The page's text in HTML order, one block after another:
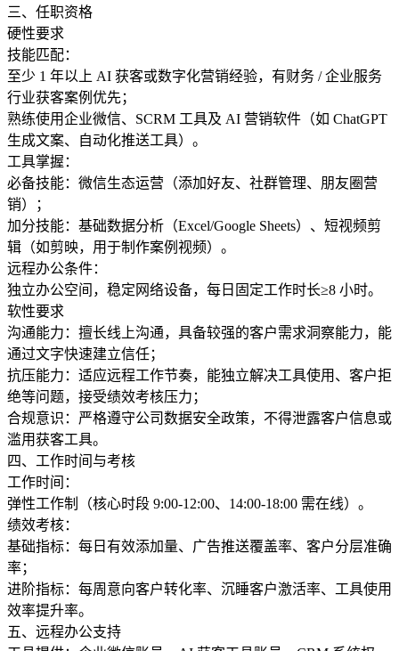
三、任职资格
硬性要求
技能匹配：
至少 1 年以上 AI 获客或数字化营销经验，有财务 / 企业服务
行业获客案例优先；
熟练使用企业微信、SCRM 工具及 AI 营销软件（如 ChatGPT
生成文案、自动化推送工具）。
工具掌握：
必备技能：微信生态运营（添加好友、社群管理、朋友圈营
销）；
加分技能：基础数据分析（Excel/Google Sheets）、短视频剪
辑（如剪映，用于制作案例视频）。
远程办公条件：
独立办公空间，稳定网络设备，每日固定工作时长≥8 小时。
软性要求
沟通能力：擅长线上沟通，具备较强的客户需求洞察能力，能
通过文字快速建立信任；
抗压能力：适应远程工作节奏，能独立解决工具使用、客户拒
绝等问题，接受绩效考核压力；
合规意识：严格遵守公司数据安全政策，不得泄露客户信息或
滥用获客工具。
四、工作时间与考核
工作时间：
弹性工作制（核心时段 9:00-12:00、14:00-18:00 需在线）。
绩效考核：
基础指标：每日有效添加量、广告推送覆盖率、客户分层准确
率；
进阶指标：每周意向客户转化率、沉睡客户激活率、工具使用
效率提升率。
五、远程办公支持